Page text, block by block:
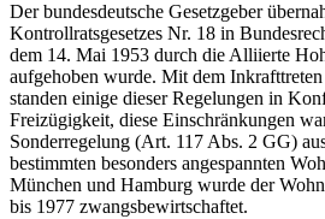
Der bundesdeutsche Gesetzgeber
Kontrollratsgesetzes Nr. 18 in
dem 14. Mai 1953 durch die Alliierte
aufgehoben wurde. Mit dem Inkrafttreten
standen einige dieser Regelungen in
Freizügigkeit, diese Einschränkungen
Sonderregelung (Art. 117 Abs. 2 GG)
bestimmten besonders angespannten
München und Hamburg wurde der
bis 1977 zwangsbewirtschaftet.